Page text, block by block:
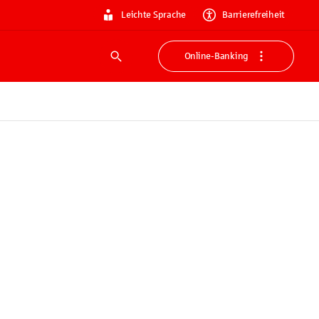
Leichte Sprache Barrierefreiheit
Suche
Online-Banking